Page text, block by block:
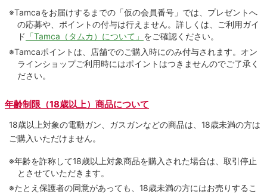
※Tamcaをお届けするまでの「仮の会員番号」では、プレゼントへ
の応募や、ポイントの付与は⾏えません。詳しくは、ご利⽤ガイ
ド 「Tamca（タムカ）について」 をご確認ください。
※Tamcaポイントは、店舗でのご購⼊時にのみ付与されます。オン
ラインショップご利用時にはポイントはつきませんのでご了承く
ださい。
年齢制限（18歳以上）商品について
18歳以上対象の電動ガン、ガスガンなどの商品は、18歳未満の方は
ご購入いただけません。
※年齢を詐称して18歳以上対象商品を購入された場合は、取引停止
とさせていただきます。
※たとえ保護者の同意があっても、18歳未満の方にはお売りするこ